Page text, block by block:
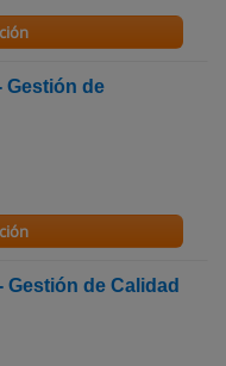
Gestión de
Gestión de Calidad